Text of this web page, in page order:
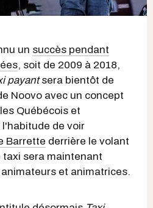
un succès pendant
, soit de 2009 à 2018,
payantsera bientôt de
Noovo avec un concept
Québécois et
de voir
Barrette derrière le volant
sera maintenant
et animatrices.